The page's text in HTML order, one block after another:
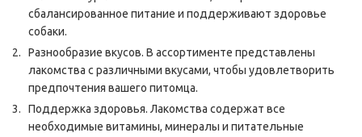
сбалансированное питание и поддерживают здоровье
собаки.
Разнообразие вкусов. В ассортименте представлены
лакомства с различными вкусами, чтобы удовлетворить
предпочтения вашего питомца.
Поддержка здоровья. Лакомства содержат все
необходимые витамины, минералы и питательные